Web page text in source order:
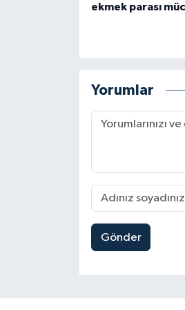
ekmek parası
Yorumlar
Gönder